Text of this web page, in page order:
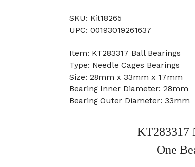
SKU: Kit18265
UPC: 00193019261637
Item: KT283317 Ball Bearings
Type: Needle Cages Bearings
Size: 28mm x 33mm x 17mm
Bearing Inner Diameter: 28mm
Bearing Outer Diameter: 33mm
KT283317
One